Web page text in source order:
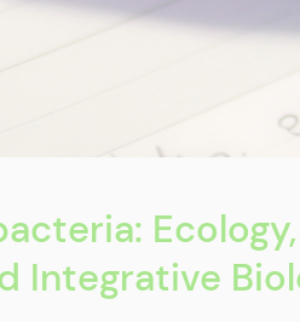
Integrative